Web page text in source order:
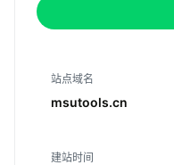
站点域名
msutools.cn
建站时间